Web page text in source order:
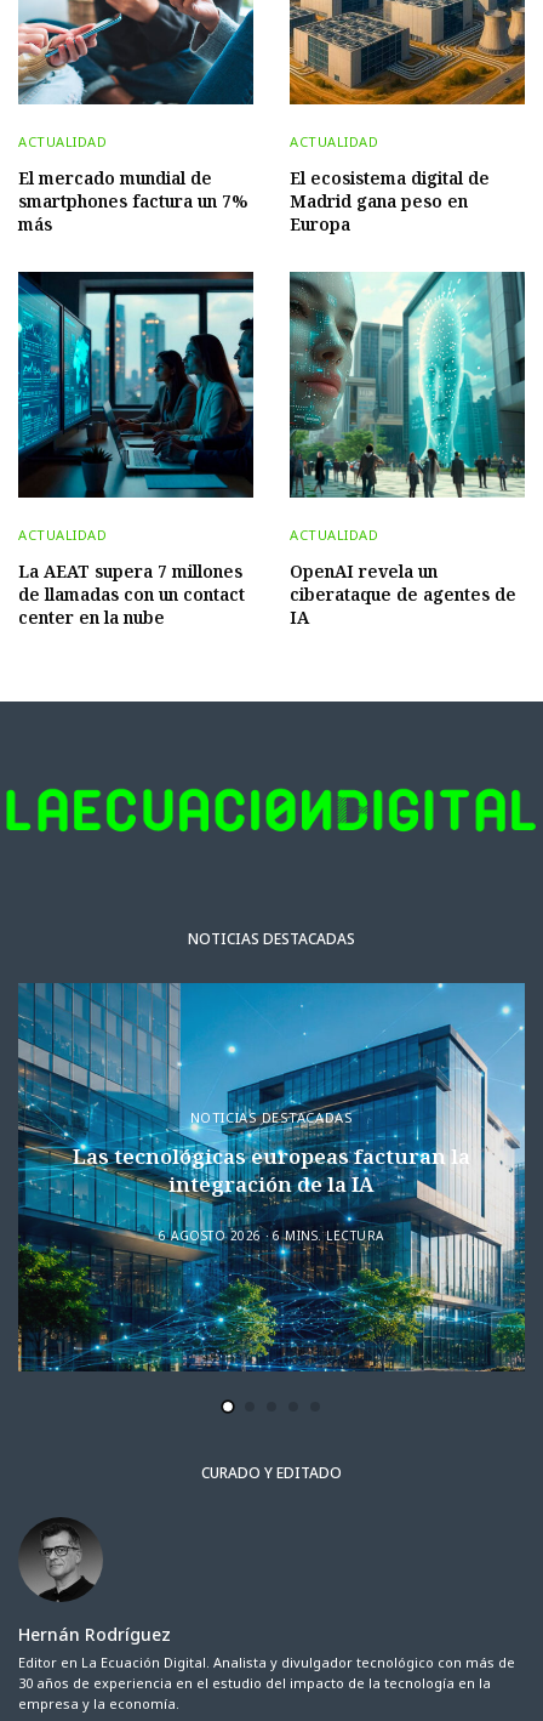
ACTUALIDAD
El mercado mundial de
smartphones factura un 7%
más
ACTUALIDAD
El ecosistema digital de
Madrid gana peso en
Europa
ACTUALIDAD
La AEAT supera 7 millones
de llamadas con un contact
center en la nube
ACTUALIDAD
OpenAI revela un
ciberataque de agentes de
IA
NOTICIAS DESTACADAS
NOTICIAS DESTACADAS
Las tecnológicas europeas facturan la
integración de la IA
6 AGOSTO 2026 6 MINS. LECTURA
CURADO Y EDITADO
Hernán Rodríguez
Editor en La Ecuación Digital. Analista y divulgador tecnológico con más de
30 años de experiencia en el estudio del impacto de la tecnología en la
empresa y la economía.